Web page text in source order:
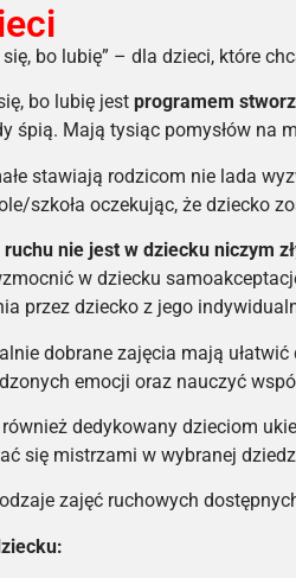
się, bo lubię” – dla dzieci, które
bo lubię jest programem
śpią. Mają tysiąc pomysłów na
stawiają rodzicom nie lada
szkoła oczekując, że dziecko
ruchu nie jest w dziecku niczym
w dziecku
przez dziecko z jego
dobrane zajęcia mają
emocji oraz nauczyć
również dedykowany dzieciom
się mistrzami w wybranej
zajęć ruchowych